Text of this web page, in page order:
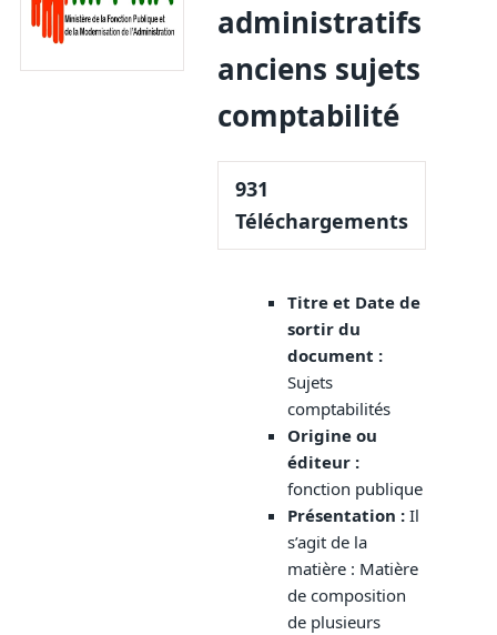
administratifs
anciens sujets
comptabilité
931
Téléchargements
Titre et Date de
sortir du
document :
Sujets
comptabilités
Origine ou
éditeur :
fonction publique
Présentation :Il
s’agit de la
matière : Matière
de composition
de plusieurs